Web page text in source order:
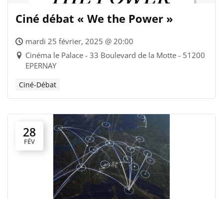
Ciné débat « We the Power »
mardi 25 février, 2025 @ 20:00
Cinéma le Palace - 33 Boulevard de la Motte - 51200
EPERNAY
Ciné-Débat
28
FÉV